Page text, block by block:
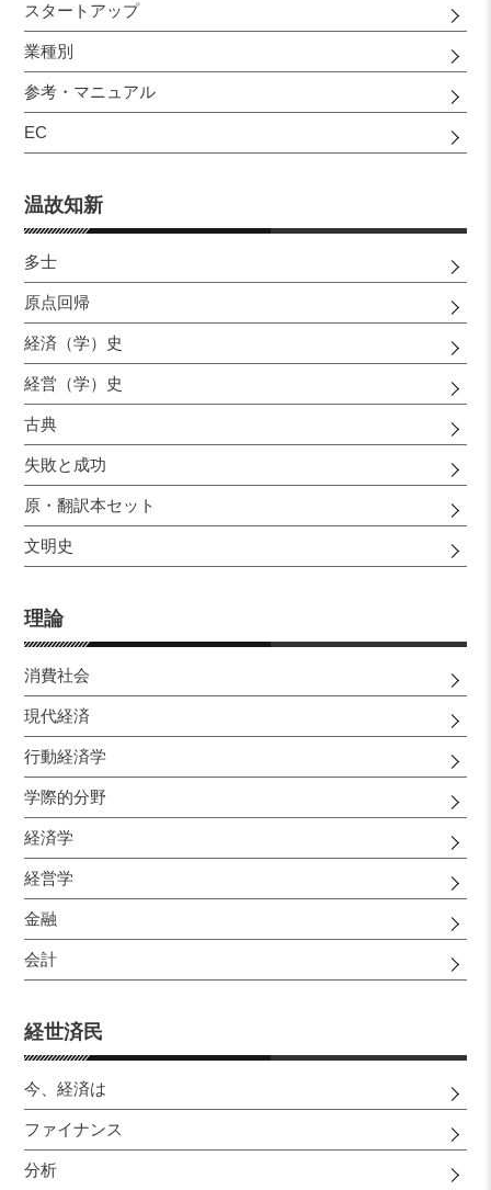
スタートアップ
業種別
参考・マニュアル
EC
温故知新
多士
原点回帰
経済（学）史
経営（学）史
古典
失敗と成功
原・翻訳本セット
文明史
理論
消費社会
現代経済
行動経済学
学際的分野
経済学
経営学
金融
会計
経世済民
今、経済は
ファイナンス
分析